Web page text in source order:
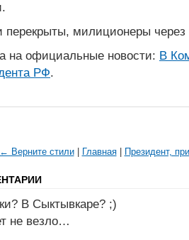
перекрыты, милиционеры
на официальные новости: В
РФ.
← Верните стили| Главная| Президент,
В Сыктывкаре? ;)
не везло…